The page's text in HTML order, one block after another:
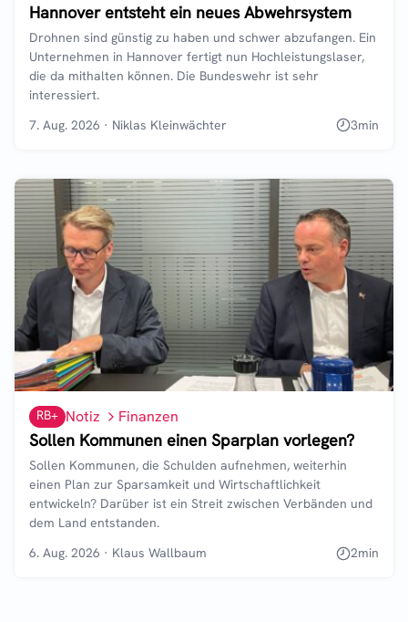
Hannover entsteht ein neues Abwehrsystem
Drohnen sind günstig zu haben und schwer abzufangen. Ein
Unternehmen in Hannover fertigt nun Hochleistungslaser,
die da mithalten können. Die Bundeswehr ist sehr
interessiert.
7. Aug. 2026 · Niklas Kleinwächter 3min
RB+ Notiz Finanzen
Sollen Kommunen einen Sparplan vorlegen?
Sollen Kommunen, die Schulden aufnehmen, weiterhin
einen Plan zur Sparsamkeit und Wirtschaftlichkeit
entwickeln? Darüber ist ein Streit zwischen Verbänden und
dem Land entstanden.
6. Aug. 2026 · Klaus Wallbaum 2min